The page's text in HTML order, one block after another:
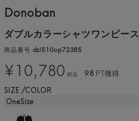
Donoban
ダブルカラーシャツワンピース
商品番号 dzl510op72385
¥10,780 税込 98 PT獲得
SIZE
COLOR
OneSize